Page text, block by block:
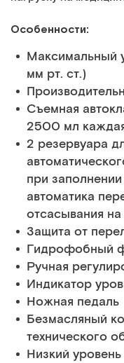
Особенности:
Максимальный
мм рт. ст.)
Съемная
2500 мл
2 резервуара
при
автоматика
отсасывания
Защита от
Гидрофобный
Ручная
Индикатор
Ножная педаль
Безмасляный
технического
Низкий